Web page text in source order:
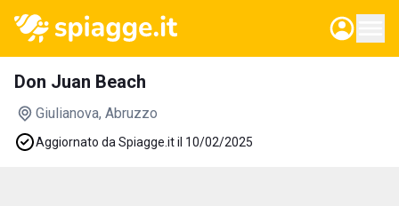
Don Juan Beach
Giulianova, Abruzzo
Aggiornato da Spiagge.it il 10/02/2025